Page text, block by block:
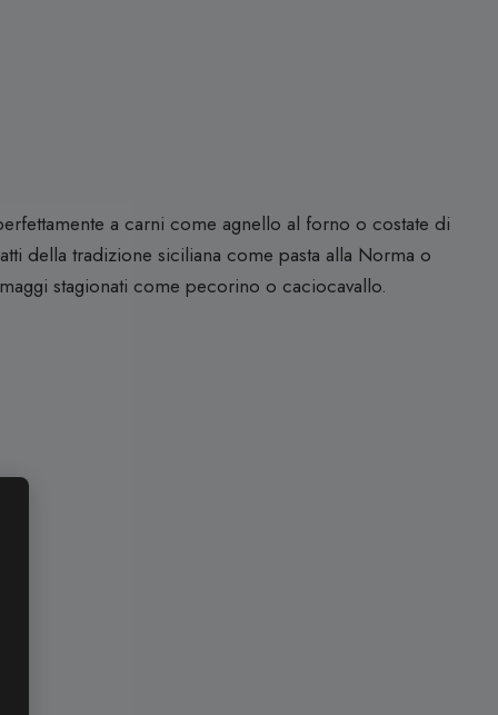
a carni come agnello al forno o costate di
della tradizione siciliana come pasta alla Norma o
stagionati come pecorino o caciocavallo.